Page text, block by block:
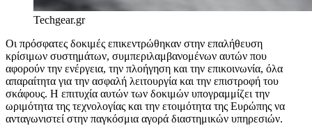
Techgear.gr
Οι πρόσφατες δοκιμές επικεντρώθηκαν στην επαλήθευση
κρίσιμων συστημάτων, συμπεριλαμβανομένων αυτών που
αφορούν την ενέργεια, την πλοήγηση και την επικοινωνία, όλα
απαραίτητα για την ασφαλή λειτουργία και την επιστροφή του
σκάφους. Η επιτυχία αυτών των δοκιμών υπογραμμίζει την
ωριμότητα της τεχνολογίας και την ετοιμότητα της Ευρώπης να
ανταγωνιστεί στην παγκόσμια αγορά διαστημικών υπηρεσιών.